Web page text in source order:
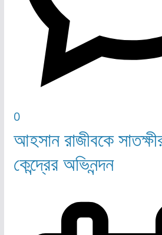
0
আহসান রাজীবকে
কেন্দ্রের অভিনন্দন